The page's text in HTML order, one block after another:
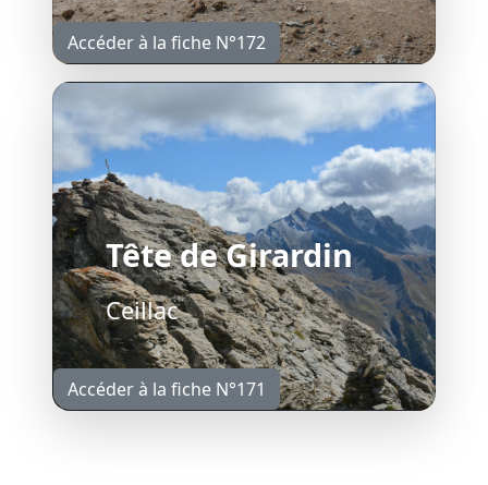
Accéder à la fiche N°172
Tête de Girardin
Ceillac
Accéder à la fiche N°171